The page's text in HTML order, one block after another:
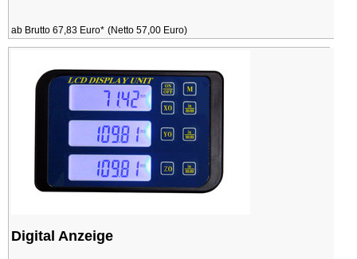
ab Brutto 67,83 Euro* (Netto 57,00 Euro)
Digital Anzeige